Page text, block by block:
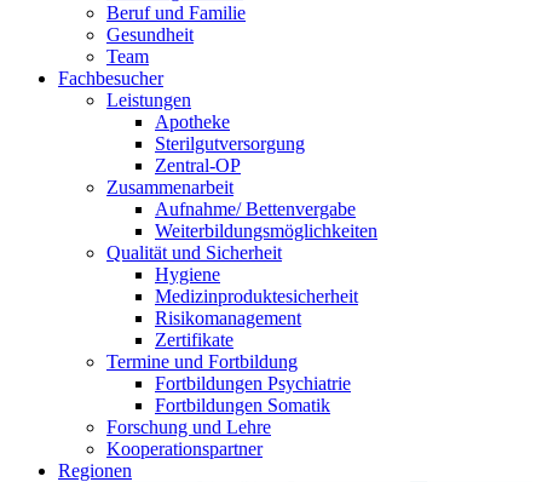
Beruf und Familie
Gesundheit
Team
Fachbesucher
Leistungen
Apotheke
Sterilgutversorgung
Zentral-OP
Zusammenarbeit
Aufnahme/ Bettenvergabe
Weiterbildungsmöglichkeiten
Qualität und Sicherheit
Hygiene
Medizinproduktesicherheit
Risikomanagement
Zertifikate
Termine und Fortbildung
Fortbildungen Psychiatrie
Fortbildungen Somatik
Forschung und Lehre
Kooperationspartner
Regionen